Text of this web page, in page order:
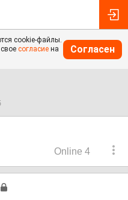
cookie-файлы.
согласие на
Согласен
Online 4